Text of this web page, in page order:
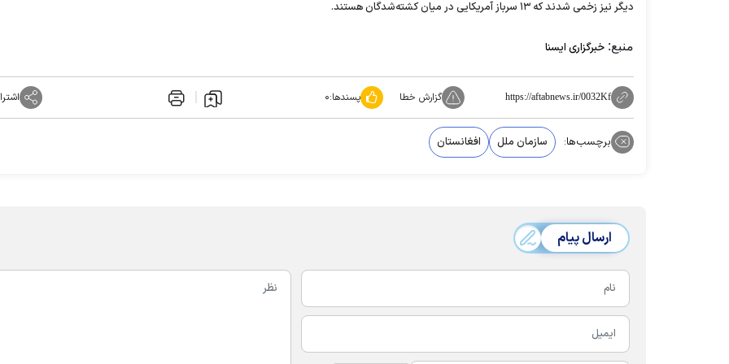
دیگر نیز زخمی شدند که ۱۳ سرباز آمریکایی در میان کشته‌شدگان هستند.
منبع: خبرگزاری ایسنا
https://aftabnews.ir/0032Kf گزارش خطا پسندها:۰
برچسب‌ها: سازمان ملل افغانستان
ارسال پیام